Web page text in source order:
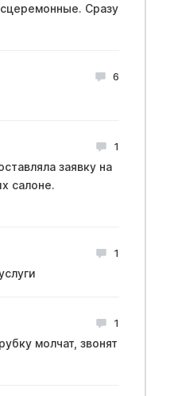
Сразу
6
1
заявку на
салоне.
1
1
молчат, звонят